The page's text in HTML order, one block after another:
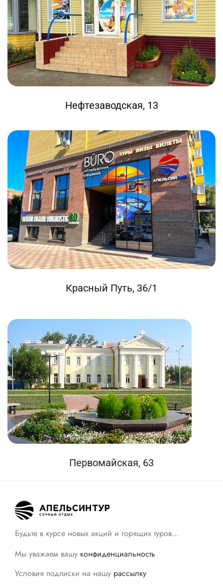
Нефтезаводская, 13
Красный Путь, 36/1
Первомайская, 63
Будьте в курсе новых акций и горящих туров…
Мы уважаем вашу конфиденциальность
Условия подписки на нашу рассылку